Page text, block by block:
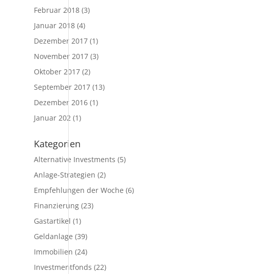
Februar 2018 (3)
Januar 2018 (4)
Dezember 2017 (1)
November 2017 (3)
Oktober 2017 (2)
September 2017 (13)
Dezember 2016 (1)
Januar 202 (1)
Kategorien
Alternative Investments (5)
Anlage-Strategien (2)
Empfehlungen der Woche (6)
Finanzierung (23)
Gastartikel (1)
Geldanlage (39)
Immobilien (24)
Investmentfonds (22)